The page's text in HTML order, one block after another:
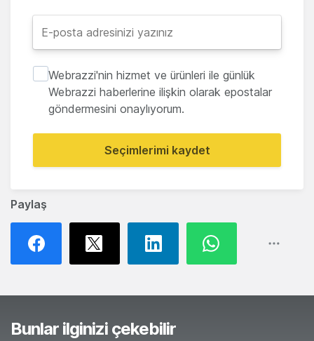
Paylaş
Webrazzi'nin hizmet ve ürünleri ile günlük
Webrazzi haberlerine ilişkin olarak epostalar
göndermesini onaylıyorum.
Seçimlerimi kaydet
Bunlar ilginizi çekebilir